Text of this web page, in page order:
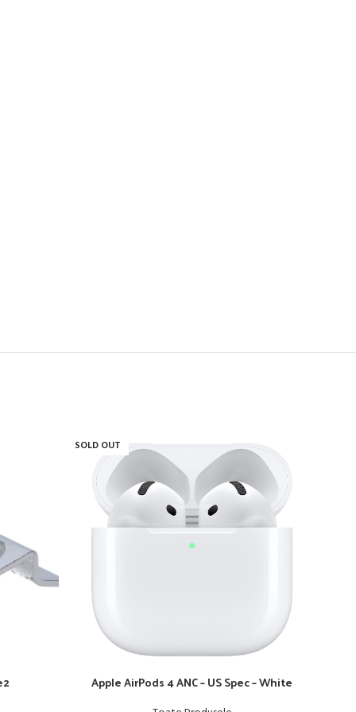
SOLD OUT
Apple AirPods 4 ANC – US Spec – White